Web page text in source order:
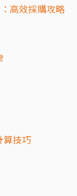
高效採購攻略
算技巧